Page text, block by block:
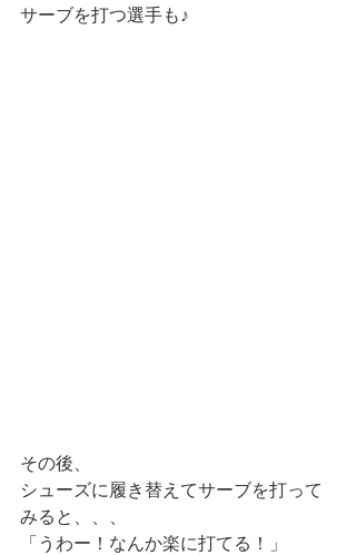
サーブを打つ選手も♪
その後、
シューズに履き替えてサーブを打って
みると、、、
「うわー！なんか楽に打てる！」